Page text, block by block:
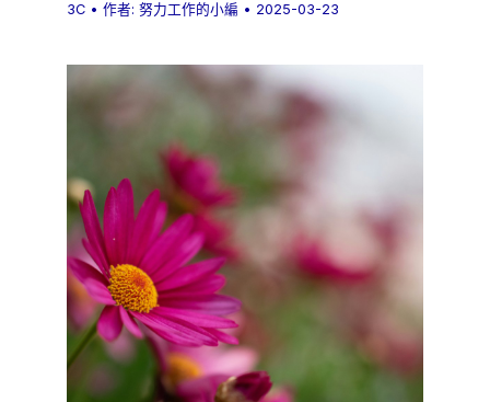
3C • 作者:努力工作的小編 • 2025-03-23